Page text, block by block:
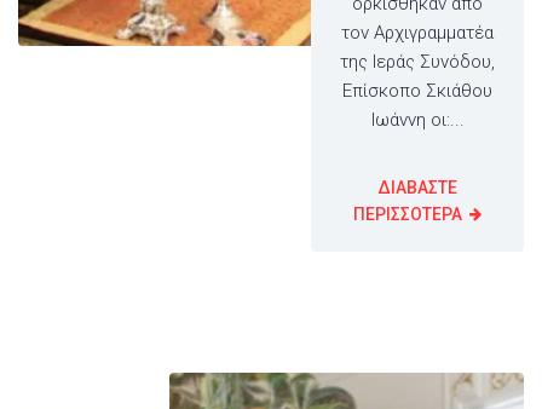
τον Αρχιγραμματέα
της Ιεράς Συνόδου,
Επίσκοπο Σκιάθου
Ιωάννη οι:...
ΔΙΑΒΑΣΤΕ
ΠΕΡΙΣΣΟΤΕΡΑ